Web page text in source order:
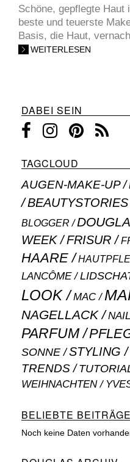
Schöne, gepflegte Haut
beste und teuerste
Basis, die Haut,
WEITERLESEN
DABEI SEIN
TAGCLOUD
AUGEN-MAKE-UP
BEAUTYSTORIES
BLOGGER
WEEK
FRISUR
HAARE
LANCÔME
LOOK MAC
NAGELLACK
PARFUM
SONNE STYLING
TRENDS
WEIHNACHTEN
BELIEBTE BEITRÄGE
Noch keine Daten